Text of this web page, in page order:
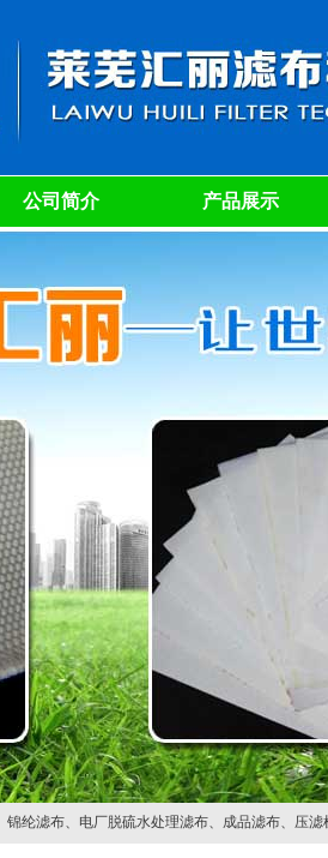
公司简介 产品展示
锦纶滤布、 电厂脱硫水处理滤布、 成品滤布、 压滤